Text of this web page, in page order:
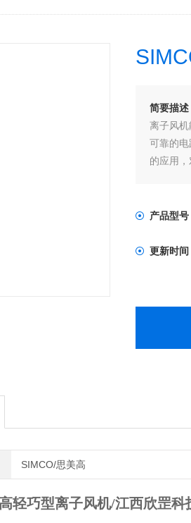
简要描述
离子风
可靠的
的应用
产品型号
更新时间
SIMCO/思美高
轻巧型离子风机/江西欣罡科